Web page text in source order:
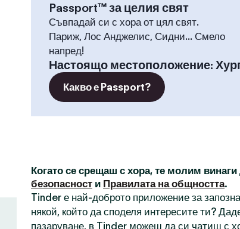
Passport™ за целия свят
Съвпадай си с хора от цял свят.
Париж, Лос Анджелис, Сидни... Смело
напред!
Настоящо местоположение:
Какво е Passport?
Когато се срещаш с хора, те молим
безопасност и Правилата на общността.
Tinder е най-доброто приложение за
някой, който да споделя интересите ти?
пазаруване, в Tinder можеш да си чатиш с